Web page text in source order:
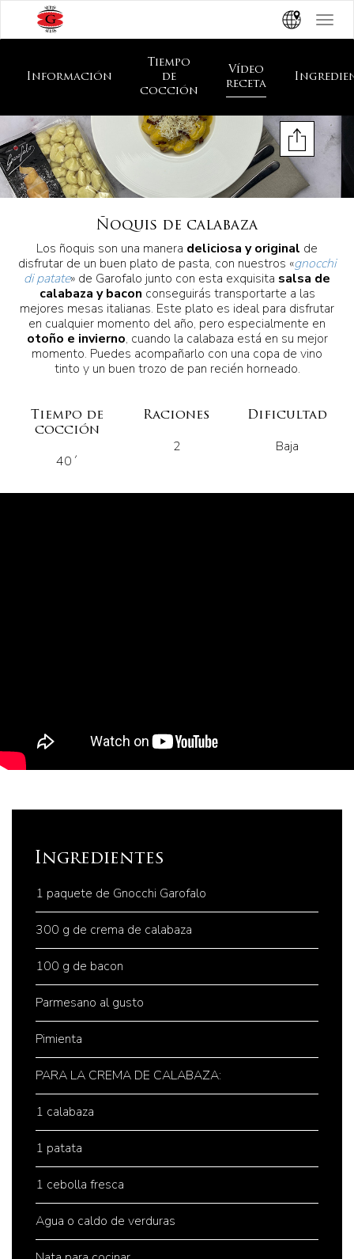
Toggle
Ñoquis de calabaza
Los ñoquis son una manera deliciosa y original de
disfrutar de un buen plato de pasta, con nuestros «gnocchi
di patate» de Garofalo junto con esta exquisita salsa de
calabaza y bacon conseguirás transportarte a las
mejores mesas italianas. Este plato es ideal para disfrutar
en cualquier momento del año, pero especialmente en
otoño e invierno, cuando la calabaza está en su mejor
momento. Puedes acompañarlo con una copa de vino
tinto y un buen trozo de pan recién horneado.
Información
Tiempo
de
cocción
Vídeo
receta
Tiempo de
cocción
40´
Raciones
2
Dificultad
Baja
Ingredientes
1 paquete de Gnocchi Garofalo
300 g de crema de calabaza
100 g de bacon
Parmesano al gusto
Pimienta
PARA LA CREMA DE CALABAZA:
1 calabaza
1 patata
1 cebolla fresca
Agua o caldo de verduras